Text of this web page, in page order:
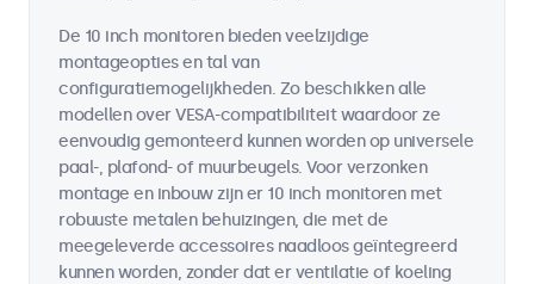
De 10 inch monitoren bieden veelzijdige
montageopties en tal van
configuratiemogelijkheden. Zo beschikken alle
modellen over VESA-compatibiliteit waardoor ze
eenvoudig gemonteerd kunnen worden op universele
paal-, plafond- of muurbeugels. Voor verzonken
montage en inbouw zijn er 10 inch monitoren met
robuuste metalen behuizingen, die met de
meegeleverde accessoires naadloos geïntegreerd
kunnen worden, zonder dat er ventilatie of koeling